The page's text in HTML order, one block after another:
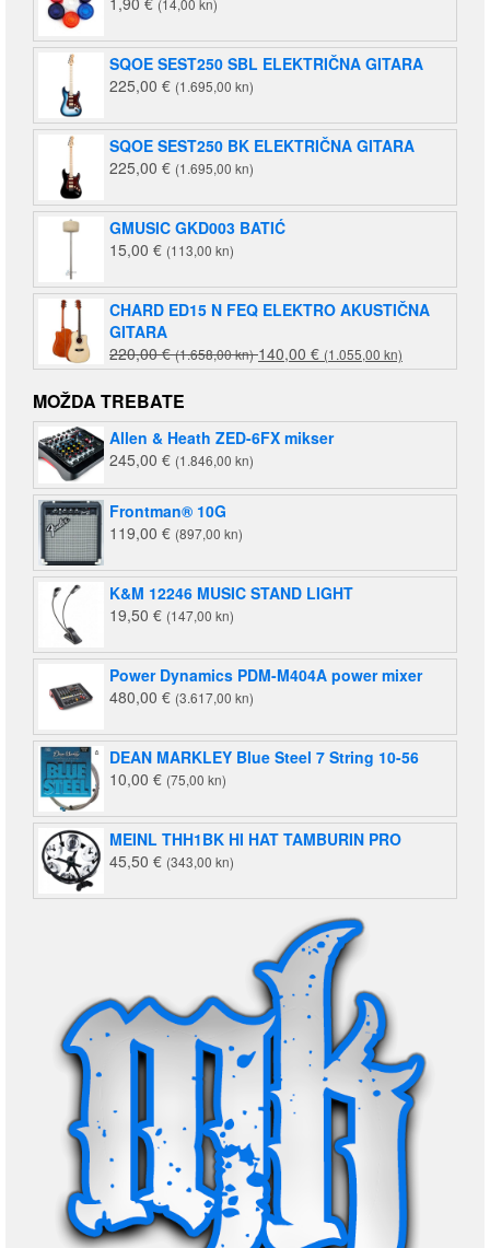
(14,00 kn)
SQOE SEST250 SBL ELEKTRIČNA GITARA
225,00 € (1.695,00 kn)
SQOE SEST250 BK ELEKTRIČNA GITARA
225,00 € (1.695,00 kn)
GMUSIC GKD003 BATIĆ
15,00 € (113,00 kn)
CHARD ED15 N FEQ ELEKTRO AKUSTIČNA
GITARA
220,00€ (1.658,00 kn)Izvorna
cijena
je:
220,00 €
kn).
140,00 € (1.055,00 kn)
cijena
140,00 €
MOŽDA TREBATE
Allen & Heath ZED-6FX mikser
245,00 € (1.846,00 kn)
Frontman® 10G
119,00 € (897,00 kn)
K&M 12246 MUSIC STAND LIGHT
19,50 € (147,00 kn)
Power Dynamics PDM-M404A power mixer
480,00 € (3.617,00 kn)
DEAN MARKLEY Blue Steel 7 String 10-56
10,00 € (75,00 kn)
MEINL THH1BK HI HAT TAMBURIN PRO
45,50 € (343,00 kn)